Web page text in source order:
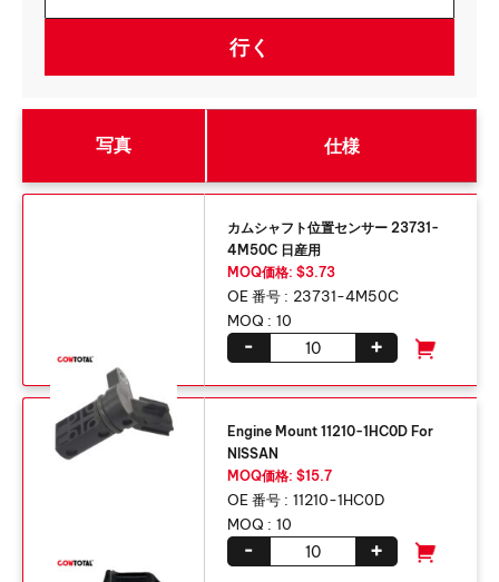
写真 仕様
カムシャフト位置センサー 23731-
4M50C 日産用
MOQ価格: $3.73
OE 番号 : 23731-4M50C
MOQ : 10
+
-
Engine Mount 11210-1HC0D For
NISSAN
MOQ価格: $15.7
OE 番号 : 11210-1HC0D
MOQ : 10
+
-